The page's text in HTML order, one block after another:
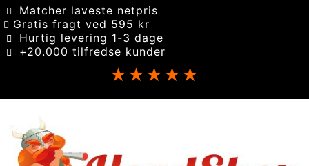
Matcher laveste netpris
Gratis fragt ved 595 kr
Hurtig levering 1-3 dage
+20.000 tilfredse kunder
★★★★★